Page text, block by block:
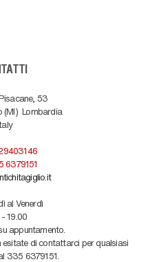
53
(MI) Lombardia
6379151
al Venerdì
19.00
appuntamento.
esitate di contattarci per qualsiasi
335 6379151.